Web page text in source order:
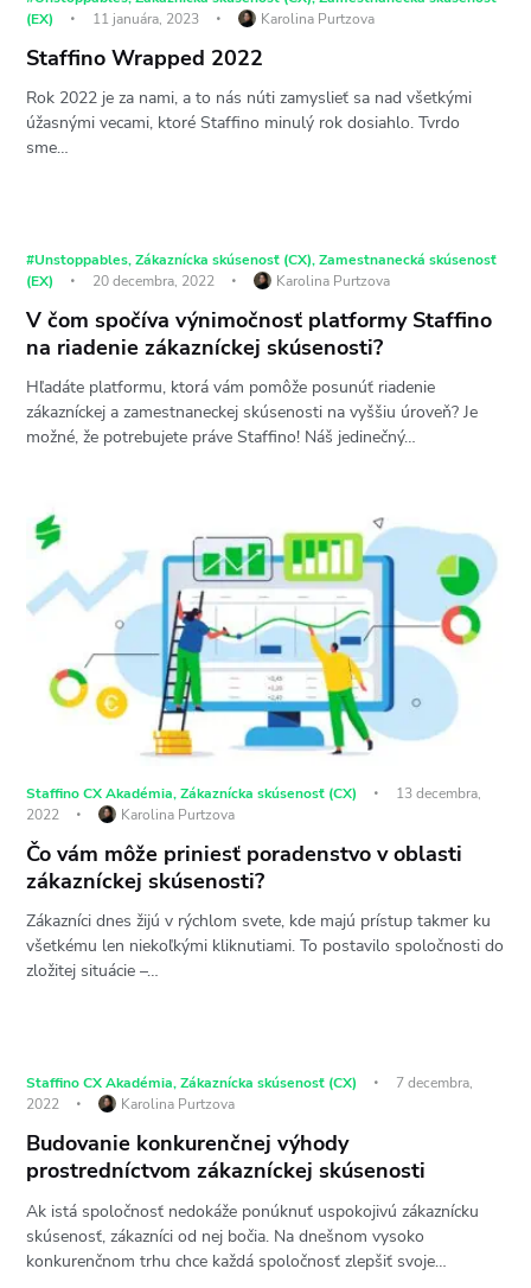
(EX)
11 januára, 2023 Karolina Purtzova
Staffino Wrapped 2022
Rok 2022 je za nami, a to nás núti zamyslieť sa nad všetkými
úžasnými vecami, ktoré Staffino minulý rok dosiahlo. Tvrdo
sme…
#Unstoppables,Zákaznícka skúsenosť (CX),Zamestnanecká skúsenosť
(EX)
20 decembra, 2022 Karolina Purtzova
V čom spočíva výnimočnosť platformy Staffino
na riadenie zákazníckej skúsenosti?
Hľadáte platformu, ktorá vám pomôže posunúť riadenie
zákazníckej a zamestnaneckej skúsenosti na vyššiu úroveň? Je
možné, že potrebujete práve Staffino! Náš jedinečný…
Staffino CX Akadémia,Zákaznícka skúsenosť (CX)
13 decembra,
2022
Karolina Purtzova
Čo vám môže priniesť poradenstvo v oblasti
zákazníckej skúsenosti?
Zákazníci dnes žijú v rýchlom svete, kde majú prístup takmer ku
všetkému len niekoľkými kliknutiami. To postavilo spoločnosti do
zložitej situácie –…
Staffino CX Akadémia,Zákaznícka skúsenosť (CX)
7 decembra,
2022
Karolina Purtzova
Budovanie konkurenčnej výhody
prostredníctvom zákazníckej skúsenosti
Ak istá spoločnosť nedokáže ponúknuť uspokojivú zákaznícku
skúsenosť, zákazníci od nej bočia. Na dnešnom vysoko
konkurenčnom trhu chce každá spoločnosť zlepšiť svoje…